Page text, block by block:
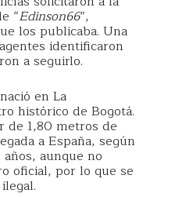
“Edinson66”,
los publicaba. Una
identificaron
a seguirlo.
en La
histórico de Bogotá.
de 1,80 metros de
a España, según
aunque no
oficial, por lo que se